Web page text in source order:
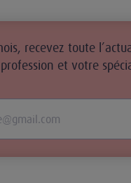
recevez toute
et votre